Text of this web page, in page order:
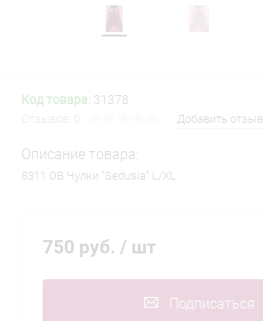
Код товара: 31378
Добавить отзыв
Описание товара:
8311 OB Чулки "Sedusia" L/XL
750 руб. / шт
Подписаться